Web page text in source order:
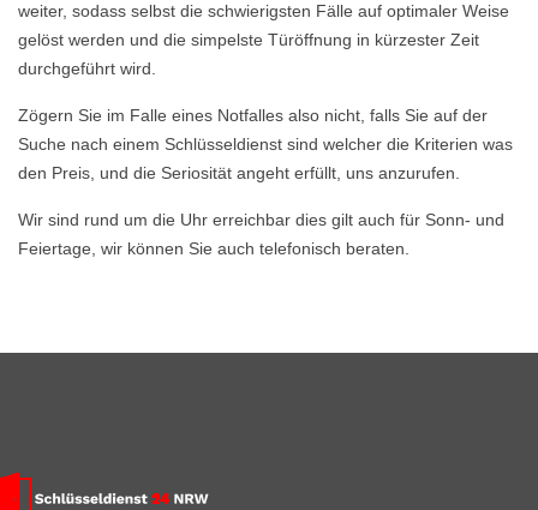
weiter, sodass selbst die schwierigsten Fälle auf optimaler Weise
gelöst werden und die simpelste Türöffnung in kürzester Zeit
durchgeführt wird.
Zögern Sie im Falle eines Notfalles also nicht, falls Sie auf der
Suche nach einem Schlüsseldienst sind welcher die Kriterien was
den Preis, und die Seriosität angeht erfüllt, uns anzurufen.
Wir sind rund um die Uhr erreichbar dies gilt auch für Sonn- und
Feiertage, wir können Sie auch telefonisch beraten.